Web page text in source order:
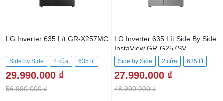
LG Inverter 635 Lít GR-X257MC
Side by Side 2 cửa 635 lít
29.990.000 ₫
56.990.000 ₫
LG Inverter 635 Lít Side By Side
InstaView GR-G257SV
Side by Side 2 cửa 635 lít
27.990.000 ₫
48.990.000 ₫